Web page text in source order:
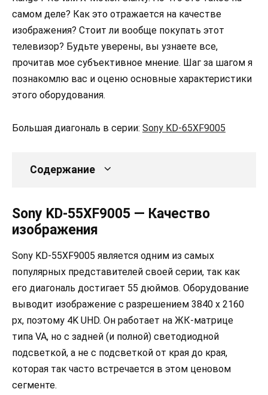
самом деле? Как это отражается на качестве
изображения? Стоит ли вообще покупать этот
телевизор? Будьте уверены, вы узнаете все,
прочитав мое субъективное мнение. Шаг за шагом я
познакомлю вас и оценю основные характеристики
этого оборудования.
Большая диагональ в серии: Sony KD-65XF9005
Содержание
Sony KD-55XF9005 — Качество
изображения
Sony KD-55XF9005 является одним из самых
популярных представителей своей серии, так как
его диагональ достигает 55 дюймов. Оборудование
выводит изображение с разрешением 3840 x 2160
px, поэтому 4K UHD. Он работает на ЖК-матрице
типа VA, но с задней (и полной) светодиодной
подсветкой, а не с подсветкой от края до края,
которая так часто встречается в этом ценовом
сегменте.